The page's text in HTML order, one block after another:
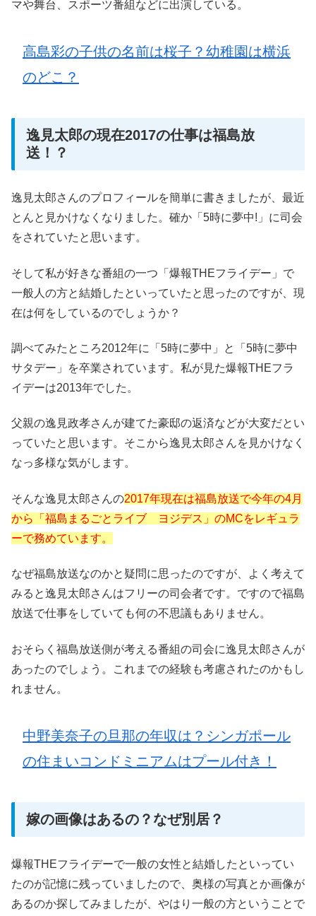
マや舞台、スポーツ番組などに出演している。
高島彩の子供の名前は桜子？幼稚園は横浜
のどこ？
逸見太郎の現在2017の仕事は福島放
送！？
逸見太郎さんのプロフィールを簡単に書きましたが、最近
とんと見かけなくなりました。確か「5時に夢中!」に司会
をされていたと思います。
そして私が好きな番組の一つ「爆報THEフライデー」で
一般人の方と結婚したといっていたと思ったのですが、現
在は何をしているのでしょうか？
調べてみたところ2012年に「5時に夢中」と「5時に夢中
サタデー」を卒業されています。私が見た爆報THEフラ
イデーは2013年でした。
父親の逸見政孝さんが建てた豪邸の返済などが大変だとい
っていたと思います。そこから逸見太郎さんを見かけなく
なっ多様な気がします。
そんな逸見太郎さんの2017年現在は福島放送で今年の4月
から「福島まるごとライブ ヨジデス」のMCをレギュラ
ーで務めています。
なぜ福島放送なのかと疑問に思ったのですが、よく考えて
みると逸見太郎さんはフリーの司会者です。ですので福島
放送で仕事をしていても何の不思議もありません。
おそらく福島放送側が考える番組の司会に逸見太郎さんが
あったのでしょう。これまでの経験も考慮されたのかもし
れません。
中野美奈子の旦那の年収は？シンガポール
の住まいコンドミニアムはプール付き！
嫁の画像はあるの？なぜ別居？
爆報THEフライデーで一般の女性と結婚したといってい
たのが記憶に残っていましたので、奥様の写真とか画像が
あるのか探してみましたが、やはり一般の方ということで